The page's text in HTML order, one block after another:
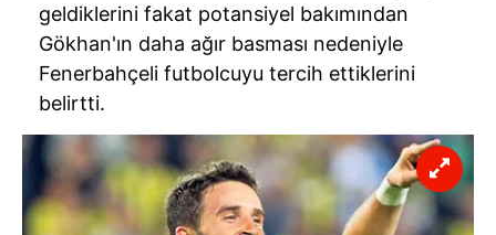
geldiklerini fakat potansiyel bakımından
Gökhan'ın daha ağır basması nedeniyle
Fenerbahçeli futbolcuyu tercih ettiklerini
belirtti.